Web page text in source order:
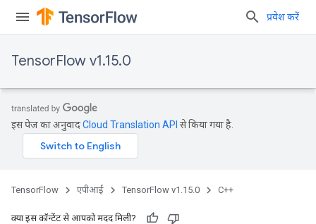
प्रवेश करें
TensorFlow v1.15.0
इस पेज का अनुवादCloud Translation API से किया गया है.
TensorFlow एपीआई TensorFlow v1.15.0 C++
क्या इस कॉन्टेंट से आपको मदद मिली?